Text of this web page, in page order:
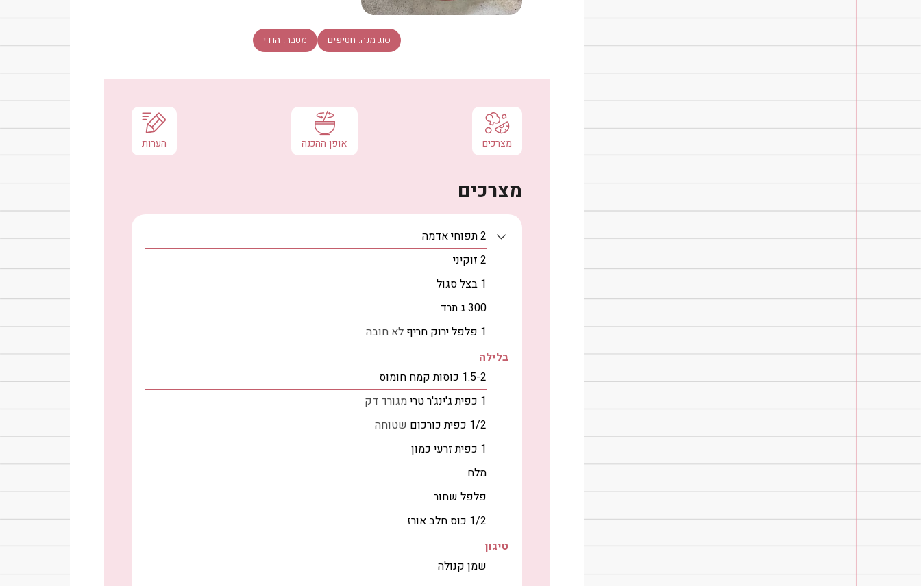
סוג מנה: חטיפים מטבח: הודי
מצרכים אופן ההכנה הערות
מצרכים
2תפוחי אדמה
2 זוקיני
1 בצל סגול
300 גתרד
1 פלפל ירוק חריף לא חובה
בלילה
1.5-2 כוסות קמח חומוס
1 כפית ג'ינג'ר טרימגורד דק
1/2 כפית כורכום שטוחה
1 כפית זרעי כמון
מלח
פלפל שחור
1/2 כוס חלב אורז
טיגון
שמן קנולה